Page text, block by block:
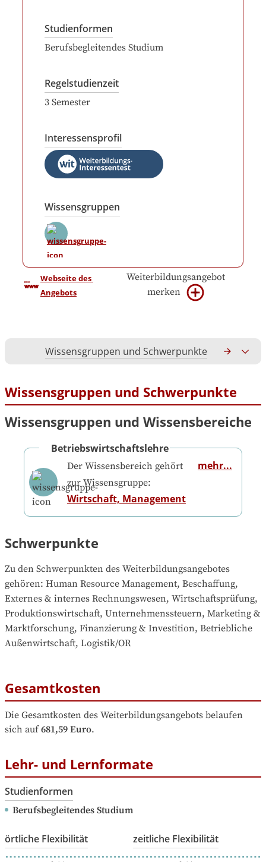
Studienformen
Berufsbegleitendes Studium
Regelstudienzeit
3 Semester
Interessensprofil
Wissensgruppen
Webseite des
Angebots
Weiterbildungsangebot
merken
Wissensgruppen und Schwerpunkte
Wissensgruppen und Schwerpunkte
Wissensgruppen und Wissensbereiche
Betriebswirtschaftslehre
Der Wissensbereich gehört
zur Wissensgruppe:
Wirtschaft, Management
mehr...
Schwerpunkte
Zu den Schwerpunkten des Weiterbildungsangebotes
gehören: Human Resource Management, Beschaffung,
Externes & internes Rechnungswesen, Wirtschaftsprüfung,
Produktionswirtschaft, Unternehmenssteuern, Marketing &
Marktforschung, Finanzierung & Investition, Betriebliche
Außenwirtschaft, Logistik/OR
Gesamtkosten
Die Gesamtkosten des Weiterbildungsangebots belaufen
sich auf 681,59 Euro.
Lehr- und Lernformate
Studienformen
Berufsbegleitendes Studium
örtliche Flexibilität zeitliche Flexibilität